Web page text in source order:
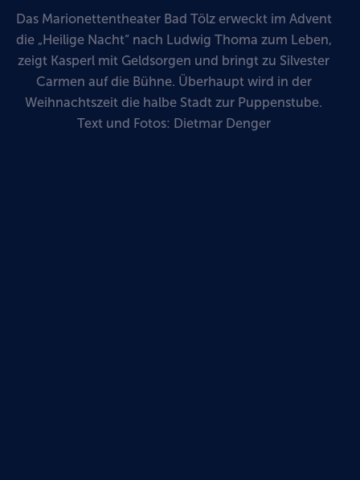
Das Marionettentheater Bad Tölz erweckt im Advent
die „Heilige Nacht“ nach Ludwig Thoma zum Leben,
zeigt Kasperl mit Geldsorgen und bringt zu Silvester
Carmen auf die Bühne. Überhaupt wird in der
Weihnachtszeit die halbe Stadt zur Puppenstube.
Text und Fotos: Dietmar Denger